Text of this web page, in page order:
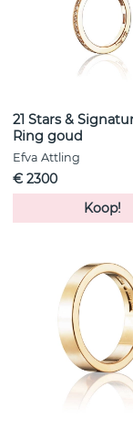
21 Stars &
Ring goud
Efva Attling
€ 2300
Koop!